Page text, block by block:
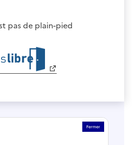
pas de plain-pied